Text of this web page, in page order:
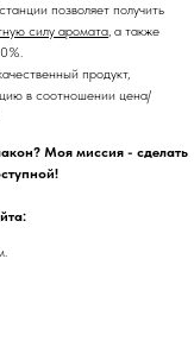
позволяет получить
силу аромата, а также
продукт,
в соотношении цена/
Моя миссия - сделать